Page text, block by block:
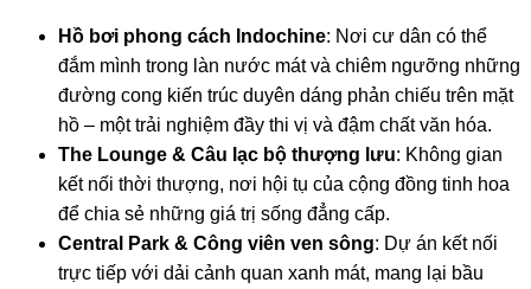
đắm mình trong làn nước mát và chiêm ngưỡng những
đường cong kiến trúc duyên dáng phản chiếu trên mặt
hồ – một trải nghiệm đầy thi vị và đậm chất văn hóa.
The Lounge & Câu lạc bộ thượng lưu: Không gian
kết nối thời thượng, nơi hội tụ của cộng đồng tinh hoa
để chia sẻ những giá trị sống đẳng cấp.
Central Park & Công viên ven sông: Dự án kết nối
trực tiếp với dải cảnh quan xanh mát, mang lại bầu
không khí trong lành và sự tĩnh tại ngay giữa lòng đô